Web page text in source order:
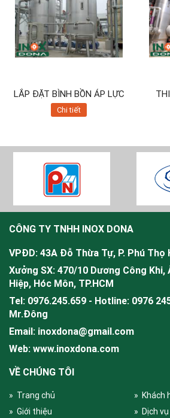
LẮP ĐẶT BÌNH BỒN ÁP LỰC
Chi tiết
CÔNG TY TNHH INOX DONA
VPĐD: 43A Đỗ Thừa Tự, P. Phú Thọ
Xưởng SX: 470/10 Dương Công Khi,
Hiệp, Hóc Môn, TP.HCM
Tel: 0976.245.659 - Hotline: 0976
Mr.Đông
Email: inoxdona@gmail.com
Web: www.inoxdona.com
VỀ CHÚNG TÔI
» Trang chủ
» Khách
» Giới thiệu
» Dịch vụ